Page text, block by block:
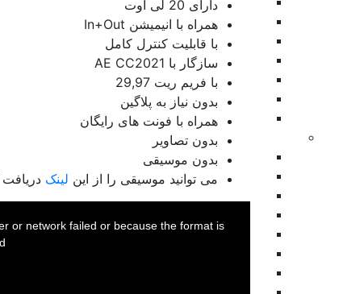
اسلایدشو
عناوین زیرنویس
برودکست
اینفوگرافیک
نمایش های ویدیویی
المنت
پریمیر
بازگشت
ترانزیشن
افتتاحیه
دارای 20 لی اوت
همراه با انیمیشن In+Out
با قابلیت کنترل کامل
سازگار با AE CC2021
با فریم ریت 29,97
بدون نیاز به پلاگین
همراه با فونت های رایگان
بدون تصاویر
بدون موسیقی
می توانید موسیقی را از این لینک دریافت
or network failed or because the format is